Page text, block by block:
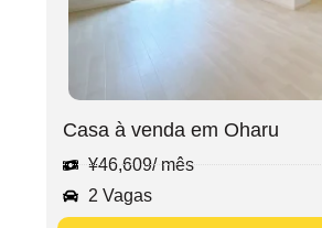
Casa à venda em Oharu
¥46,609/ mês
2 Vagas